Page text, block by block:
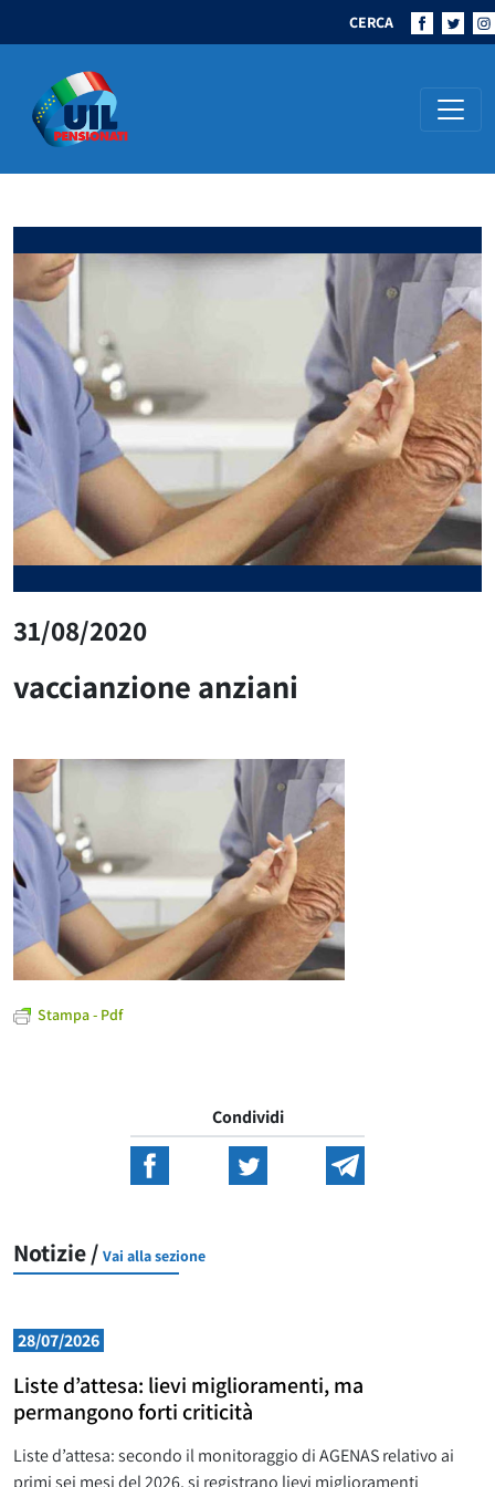
CERCA
Navigazione principale
31/08/2020
vaccianzione anziani
Stampa - Pdf
Condividi
Notizie / Vai alla sezione
28/07/2026
Liste d’attesa: lievi miglioramenti, ma
permangono forti criticità
Liste d’attesa: secondo il monitoraggio di AGENAS relativo ai
primi sei mesi del 2026, si registrano lievi miglioramenti